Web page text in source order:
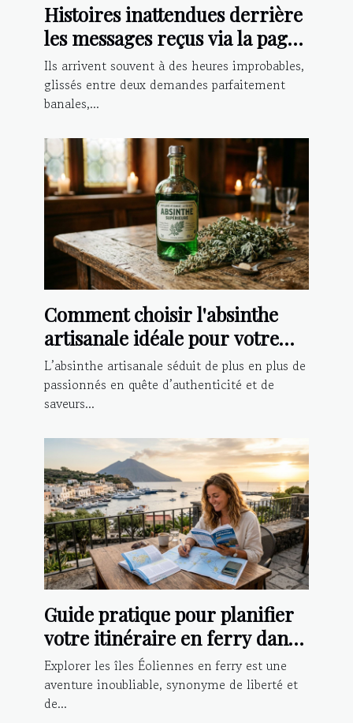
Histoires inattendues derrière
les messages reçus via la page
contact
Ils arrivent souvent à des heures improbables,
glissés entre deux demandes parfaitement
banales,...
Comment choisir l'absinthe
artisanale idéale pour votre
palais ?
L’absinthe artisanale séduit de plus en plus de
passionnés en quête d’authenticité et de
saveurs...
Guide pratique pour planifier
votre itinéraire en ferry dans
les îles Éoliennes
Explorer les îles Éoliennes en ferry est une
aventure inoubliable, synonyme de liberté et
de...